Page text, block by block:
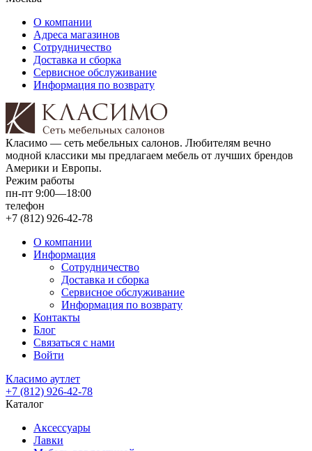
О компании
Адреса магазинов
Сотрудничество
Доставка и сборка
Сервисное обслуживание
Информация по возврату
Класимо — cеть мебельных салонов. Любителям вечно
модной классики мы предлагаем мебель от лучших брендов
Америки и Европы.
Режим работы
пн-пт 9:00—18:00
телефон
+7 (812) 926-42-78
О компании
Информация
Сотрудничество
Доставка и сборка
Сервисное обслуживание
Информация по возврату
Контакты
Блог
Связаться с нами
Войти
Класимо аутлет
+7 (812) 926-42-78
Каталог
Аксессуары
Лавки